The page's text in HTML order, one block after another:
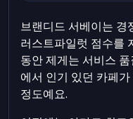
브랜디드 서베이는 경
러스트파일럿 점수를
동안 제게는 서비스
에서 인기 있던 카페
정도예요.